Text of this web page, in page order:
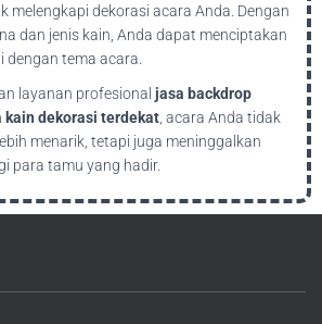
melengkapi dekorasi acara Anda. Dengan
dan jenis kain, Anda dapat menciptakan
dengan tema acara.
layanan profesional jasa backdrop
kain dekorasi terdekat , acara Anda tidak
menarik, tetapi juga meninggalkan
para tamu yang hadir.